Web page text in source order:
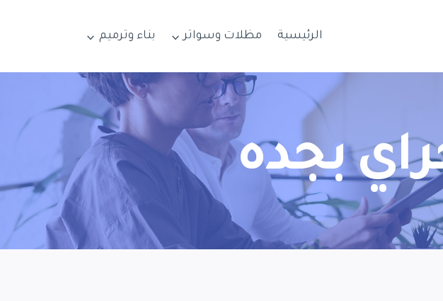
الرئيسية مظلات وسواتر بناء وترميم
بجده